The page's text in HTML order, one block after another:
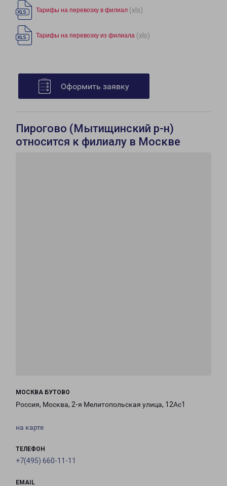
Тарифы на перевозку в филиал (xls)
Тарифы на перевозку из филиала (xls)
Оформить заявку
Пирогово (Мытищинский р-н)
относится к филиалу в Москве
МОСКВА БУТОВО
Россия, Москва, 2-я Мелитопольская улица, 12Ас1
на карте
ТЕЛЕФОН
+7(495) 660-11-11
EMAIL